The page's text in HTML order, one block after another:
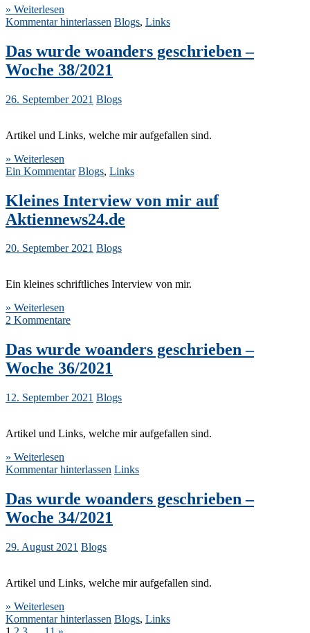
» Weiterlesen
Kommentar hinterlassen Blogs, Links
Das wurde woanders geschrieben –
Woche 38/2021
26. September 2021 Blogs
Artikel und Links, welche mir aufgefallen sind.
» Weiterlesen
Ein Kommentar Blogs, Links
Kleines Interview von mir auf
Aktiennews24.de
20. September 2021 Blogs
Ein kleines schriftliches Interview von mir.
» Weiterlesen
2 Kommentare
Das wurde woanders geschrieben –
Woche 36/2021
12. September 2021 Blogs
Artikel und Links, welche mir aufgefallen sind.
» Weiterlesen
Kommentar hinterlassen Links
Das wurde woanders geschrieben –
Woche 34/2021
29. August 2021 Blogs
Artikel und Links, welche mir aufgefallen sind.
» Weiterlesen
Kommentar hinterlassen Blogs, Links